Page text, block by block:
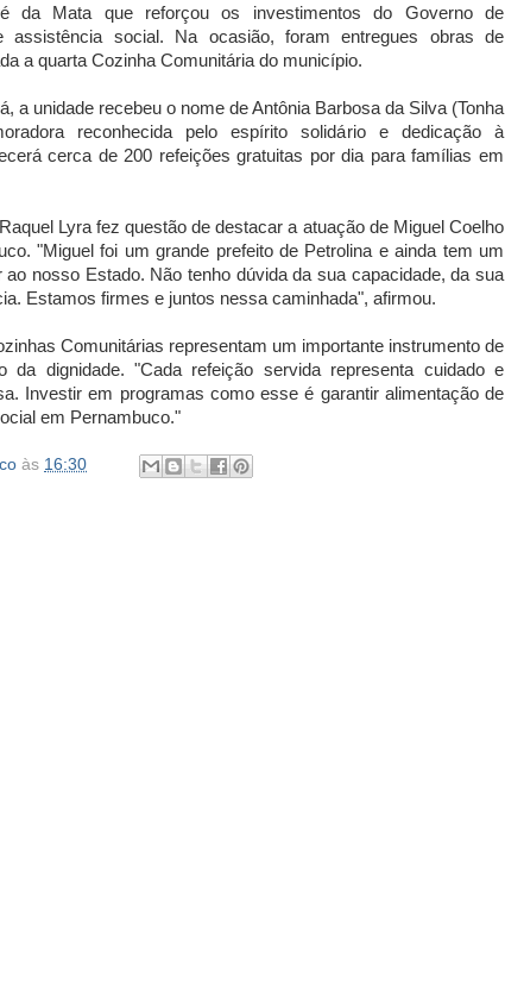
da Mata que reforçou os investimentos do Governo de
assistência social. Na ocasião, foram entregues obras de
a quarta Cozinha Comunitária do município.
a unidade recebeu o nome de Antônia Barbosa da Silva (Tonha
reconhecida pelo espírito solidário e dedicação à
cerca de 200 refeições gratuitas por dia para famílias em
Lyra fez questão de destacar a atuação de Miguel Coelho
"Miguel foi um grande prefeito de Petrolina e ainda tem um
nosso Estado. Não tenho dúvida da sua capacidade, da sua
Estamos firmes e juntos nessa caminhada", afirmou.
Comunitárias representam um importante instrumento de
dignidade. "Cada refeição servida representa cuidado e
Investir em programas como esse é garantir alimentação de
em Pernambuco."
às 16:30